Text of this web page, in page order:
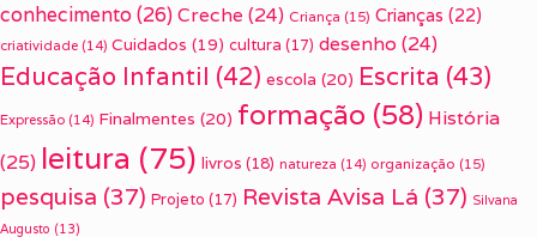
conhecimento(26) Creche (24) Criança (15) Crianças (22)
criatividade (14) Cuidados (19) cultura (17) desenho (24)
Educação Infantil (42) escola (20) Escrita (43)
Expressão (14) Finalmentes (20) formação (58) História
(25) leitura (75) livros (18) natureza (14) organização (15)
pesquisa (37) Projeto (17) Revista Avisa Lá (37) Silvana
Augusto (13)